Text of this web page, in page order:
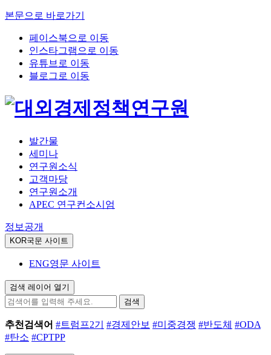
본문으로 바로가기
페이스북으로 이동
인스타그램으로 이동
유튜브로 이동
블로그로 이동
발간물
세미나
연구원소식
고객마당
연구원소개
APEC 연구컨소시엄
정보공개
KOR국문 사이트
ENG영문 사이트
검색 레이어 열기
검색
추천검색어 #트럼프2기 #경제안보 #미중경쟁 #반도체 #ODA
#탄소 #CPTPP